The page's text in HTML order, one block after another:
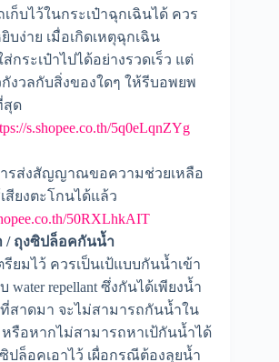
ก็บไว้ในกระเป๋าฉุกเฉินได้ ควร
บง่าย เมื่อเกิดเหตุฉุกเฉิน
กระเป๋าไปได้อย่างรวดเร็ว แต่
งวลกับสิ่งของใดๆ ให้รีบอพยพ
สุด
s.shopee.co.th/5q0eLqnZYg
รส่งสัญญาณขอความช่วยเหลือ
สียงตะโกนได้แล้ว
50RXLhkAIT
/ ถุงซิปล็อคกันน้ำ
รียมไว้ ควรเป็นเป้แบบกันน้ำเข้า
water repellant ซึ่งกันได้เพียงน้ำ
สาดมา จะไม่สามารถกันน้ำใน
รือหากไม่สามารถหาเป้กันน้ำได้
ปล็อคเอาไว้ เผื่อกรณีต้องลุยน้ำ